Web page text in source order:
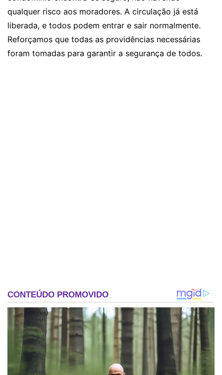
qualquer risco aos moradores. A circulação já está
liberada, e todos podem entrar e sair normalmente.
Reforçamos que todas as providências necessárias
foram tomadas para garantir a segurança de todos.